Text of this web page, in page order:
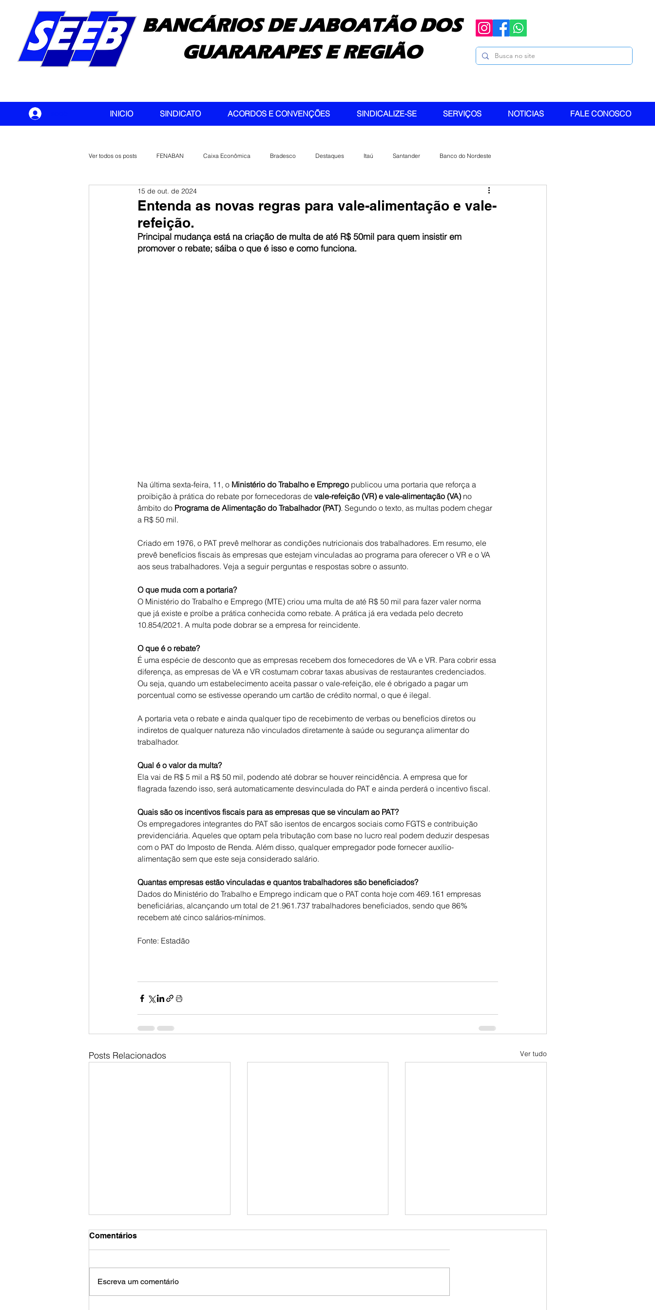
BANCÁRIOS DE JABOATÃO DOS
GUARARAPES E REGIÃO
INICIO SINDICATO ACORDOS E CONVENÇÕES SINDICALIZE-SE SERVIÇOS NOTICIAS FALE CONOSCO
Ver todos os posts FENABAN Caixa Econômica Bradesco Destaques Itaú Santander Banco do Nordeste
Banco do Brasil CONTEC
Entenda as novas regras para vale-alimentação e vale-
refeição.
15 de out. de 2024
Principal mudança está na criação de multa de até R$ 50mil para quem insistir em
promover o rebate; sáiba o que é isso e como funciona.
Na última sexta-feira, 11, o Ministério do Trabalho e Emprego publicou uma portaria que reforça a
proibição à prática do rebate por fornecedoras de vale-refeição (VR) e vale-alimentação (VA) no
âmbito do Programa de Alimentação do Trabalhador (PAT). Segundo o texto, as multas podem chegar
a R$ 50 mil.
Criado em 1976, o PAT prevê melhorar as condições nutricionais dos trabalhadores. Em resumo, ele
prevê benefícios fiscais às empresas que estejam vinculadas ao programa para oferecer o VR e o VA
aos seus trabalhadores. Veja a seguir perguntas e respostas sobre o assunto.
O que muda com a portaria?
O Ministério do Trabalho e Emprego (MTE) criou uma multa de até R$ 50 mil para fazer valer norma
que já existe e proíbe a prática conhecida como rebate. A prática já era vedada pelo decreto
10.854/2021. A multa pode dobrar se a empresa for reincidente.
O que é o rebate?
É uma espécie de desconto que as empresas recebem dos fornecedores de VA e VR. Para cobrir essa
diferença, as empresas de VA e VR costumam cobrar taxas abusivas de restaurantes credenciados.
Ou seja, quando um estabelecimento aceita passar o vale-refeição, ele é obrigado a pagar um
porcentual como se estivesse operando um cartão de crédito normal, o que é ilegal.
A portaria veta o rebate e ainda qualquer tipo de recebimento de verbas ou benefícios diretos ou
indiretos de qualquer natureza não vinculados diretamente à saúde ou segurança alimentar do
trabalhador.
Qual é o valor da multa?
Ela vai de R$ 5 mil a R$ 50 mil, podendo até dobrar se houver reincidência. A empresa que for
flagrada fazendo isso, será automaticamente desvinculada do PAT e ainda perderá o incentivo fiscal.
Quais são os incentivos fiscais para as empresas que se vinculam ao PAT?
Os empregadores integrantes do PAT são isentos de encargos sociais como FGTS e contribuição
previdenciária. Aqueles que optam pela tributação com base no lucro real podem deduzir despesas
com o PAT do Imposto de Renda. Além disso, qualquer empregador pode fornecer auxílio-
alimentação sem que este seja considerado salário.
Quantas empresas estão vinculadas e quantos trabalhadores são beneficiados?
Dados do Ministério do Trabalho e Emprego indicam que o PAT conta hoje com 469.161 empresas
beneficiárias, alcançando um total de 21.961.737 trabalhadores beneficiados, sendo que 86%
recebem até cinco salários-mínimos.
Fonte: Estadão
Posts Relacionados Ver tudo
Comentários
Escreva um comentário